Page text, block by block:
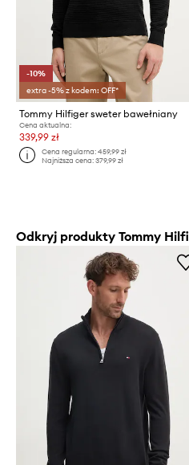
-10%
extra -5% z kodem: OFF*
Tommy Hilfiger sweter bawełniany
Cena aktualna:
339,99 zł
Cena regularna:459,99 zł
Najniższa cena:379,99 zł
Odkryj produkty Tommy